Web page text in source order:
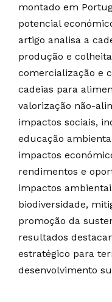
montado em
potencial
artigo analisa a
produção e
comercialização e
cadeias para
valorização não-
impactos sociais,
educação
impactos
rendimentos e
impactos
biodiversidade,
promoção da
resultados
estratégico para
desenvolvimento